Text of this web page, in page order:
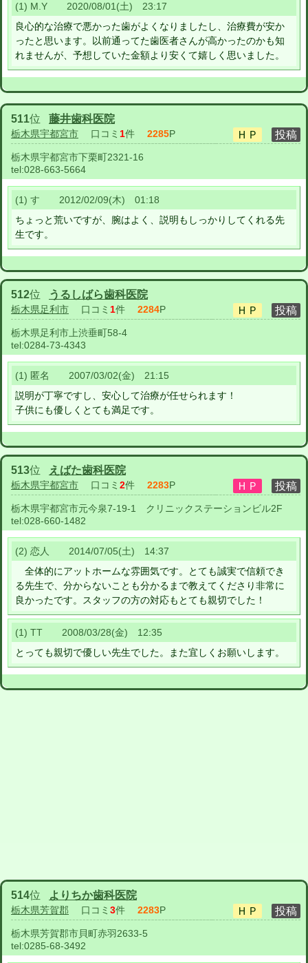
(1) M.Y 2020/08/01(土) 23:17
良心的な治療で悪かった歯がよくなりましたし、治療費が安か
ったと思います。以前通ってた歯医者さんが高かったのかも知
れませんが、予想していた金額より安くて嬉しく思いました。
511位 藤井歯科医院
栃木県宇都宮市 口コミ 1件 2285P
栃木県宇都宮市下栗町2321-16
tel:028-663-5664
(1) す 2012/02/09(木) 01:18
ちょっと荒いですが、腕はよく、説明もしっかりしてくれる先
生です。
512位 うるしばら歯科医院
栃木県足利市 口コミ 1件 2284P
栃木県足利市上渋垂町58-4
tel:0284-73-4343
(1) 匿名 2007/03/02(金) 21:15
説明が丁寧ですし、安心して治療が任せられます！
子供にも優しくとても満足です。
513位 えばた歯科医院
栃木県宇都宮市 口コミ 2件 2283P
栃木県宇都宮市元今泉7-19-1 クリニックステーションビル2F
tel:028-660-1482
(2) 恋人 2014/07/05(土) 14:37
全体的にアットホームな雰囲気です。とても誠実で信頼でき
る先生で、分からないことも分かるまで教えてくださり非常に
良かったです。スタッフの方の対応もとても親切でした！
(1) TT 2008/03/28(金) 12:35
とっても親切で優しい先生でした。また宜しくお願いします。
514位 よりちか歯科医院
栃木県芳賀郡 口コミ 3件 2283P
栃木県芳賀郡市貝町赤羽2633-5
tel:0285-68-3492